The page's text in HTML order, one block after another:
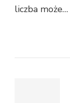
liczba może…